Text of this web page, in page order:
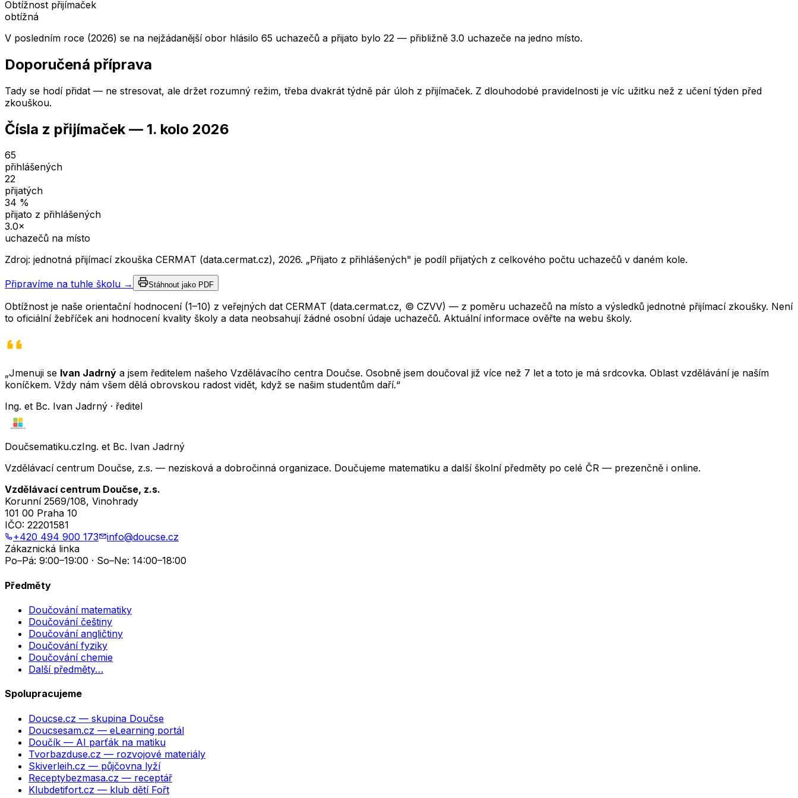
Obtížnost přijímaček
obtížná
V posledním roce (2026) se na nejžádanější obor hlásilo 65 uchazečů a přijato bylo 22 — přibližně 3.0 uchazeče na jedno místo.
Doporučená příprava
Tady se hodí přidat — ne stresovat, ale držet rozumný režim, třeba dvakrát týdně pár úloh z přijímaček. Z dlouhodobé pravidelnosti je víc užitku než z učení týden před
zkouškou.
Čísla z přijímaček — 1. kolo 2026
65
přihlášených
22
přijatých
34 %
přijato z přihlášených
3.0×
uchazečů na místo
Zdroj: jednotná přijímací zkouška CERMAT (data.cermat.cz), 2026. „Přijato z přihlášených" je podíl přijatých z celkového počtu uchazečů v daném kole.
Připravíme na tuhle školu → Stáhnout jako PDF
Obtížnost je naše orientační hodnocení (1–10) z veřejných dat CERMAT (data.cermat.cz, © CZVV) — z poměru uchazečů na místo a výsledků jednotné přijímací zkoušky. Není
to oficiální žebříček ani hodnocení kvality školy a data neobsahují žádné osobní údaje uchazečů. Aktuální informace ověřte na webu školy.
„Jmenuji se Ivan Jadrný a jsem ředitelem našeho Vzdělávacího centra Doučse. Osobně jsem doučoval již více než 7 let a toto je má srdcovka. Oblast vzdělávání je naším
koníčkem. Vždy nám všem dělá obrovskou radost vidět, když se našim studentům daří.“
Ing. et Bc. Ivan Jadrný · ředitel
Doučsematiku.czIng. et Bc. Ivan Jadrný
Vzdělávací centrum Doučse, z.s. — nezisková a dobročinná organizace. Doučujeme matematiku a další školní předměty po celé ČR — prezenčně i online.
Vzdělávací centrum Doučse, z.s.
Korunní 2569/108, Vinohrady
101 00 Praha 10
IČO: 22201581
+420 494 900 173
info@doucse.cz
Zákaznická linka
Po–Pá: 9:00–19:00 · So–Ne: 14:00–18:00
Předměty
Doučování matematiky
Doučování češtiny
Doučování angličtiny
Doučování fyziky
Doučování chemie
Další předměty…
Spolupracujeme
Doucse.cz — skupina Doučse
Doucsesam.cz — eLearning portál
Doučík — AI parťák na matiku
Tvorbazduse.cz — rozvojové materiály
Skiverleih.cz — půjčovna lyží
Receptybezmasa.cz — receptář
Klubdetifort.cz — klub dětí Fořt